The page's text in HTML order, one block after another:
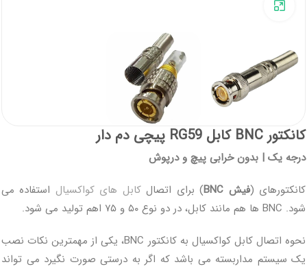
کانکتور BNC کابل RG59 پیچی دم دار
درجه یک | بدون خرابی پیچ و درپوش
کانکتورهای (فیش BNC ) برای اتصالکابل های کواکسیال استفاده می
شود. BNC ها هم مانند کابل، در دو نوع ۵۰ و ۷۵ اهم تولید می شود.
نحوه اتصال کابل کواکسیال به کانکتور BNC، یکی از مهمترین نکات نصب
یک سیستم مداربسته می باشد که اگر به درستی صورت نگیرد می تواند